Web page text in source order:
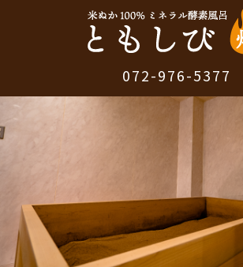
072-976-5377